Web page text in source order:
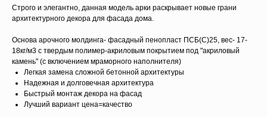
Строго и элегантно, данная модель арки раскрывает новые грани
архитектурного декора для фасада дома.
Основа арочного молдинга- фасадный пенопласт ПСБ(C)25, вес- 17-
18кг/м3 с твердым полимер-акриловым покрытием под "акриловый
камень" (с включением мраморного наполнителя)
Легкая замена сложной бетонной архитектуры
Надежная и долговечная архитектура
Быстрый монтаж декора на фасад
Лучший вариант цена=качество